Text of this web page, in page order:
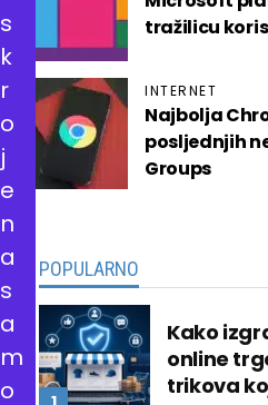
tražilicu
INTERNET
Najbolja
posljednjih
Groups
POPULARNO
Kako
online
trikova
s
k
r
o
j
e
n
a
s
a
m
o